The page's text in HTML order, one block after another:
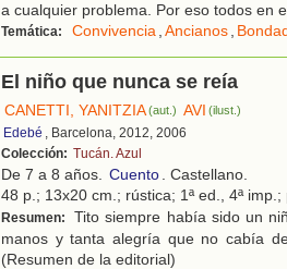
a cualquier problema. Por eso todos en
Temática: Convivencia,Ancianos,
El niño que nunca se reía
CANETTI, YANITZIA(aut.) AVI (ilust.)
Edebé , Barcelona, 2012, 2006
Colección: Tucán. Azul
De 7 a 8 años. Cuento
. Castellano.
48 p.; 13x20 cm.; rústica; 1ª ed., 4ª imp.;
Resumen:
Tito siempre había sido un
manos y tanta alegría que no cabía
(Resumen de la editorial)